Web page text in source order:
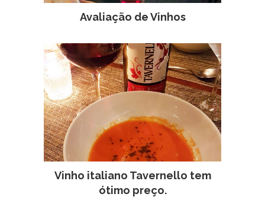
Avaliação de Vinhos
Vinho italiano Tavernello tem
ótimo preço.